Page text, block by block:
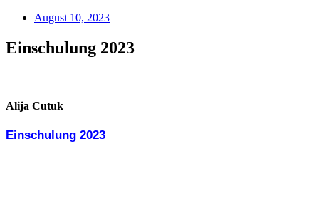
August 10, 2023
Einschulung 2023
Alija Cutuk
Einschulung 2023